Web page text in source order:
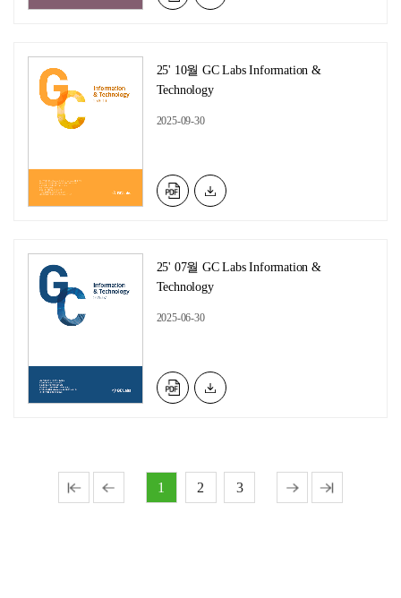
25' 10월 GC Labs Information &
Technology
2025-09-30
25' 07월 GC Labs Information &
Technology
2025-06-30
1 2 3